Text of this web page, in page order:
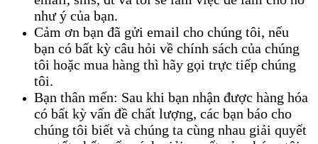
như ý của bạn.
Cảm ơn bạn đã gửi email cho chúng tôi, nếu
bạn có bất kỳ câu hỏi về chính sách của chúng
tôi hoặc mua hàng thì hãy gọi trực tiếp chúng
tôi.
Bạn thân mến: Sau khi bạn nhận được hàng hóa
có bất kỳ vấn đề chất lượng, các bạn báo cho
chúng tôi biết và chúng ta cùng nhau giải quyết